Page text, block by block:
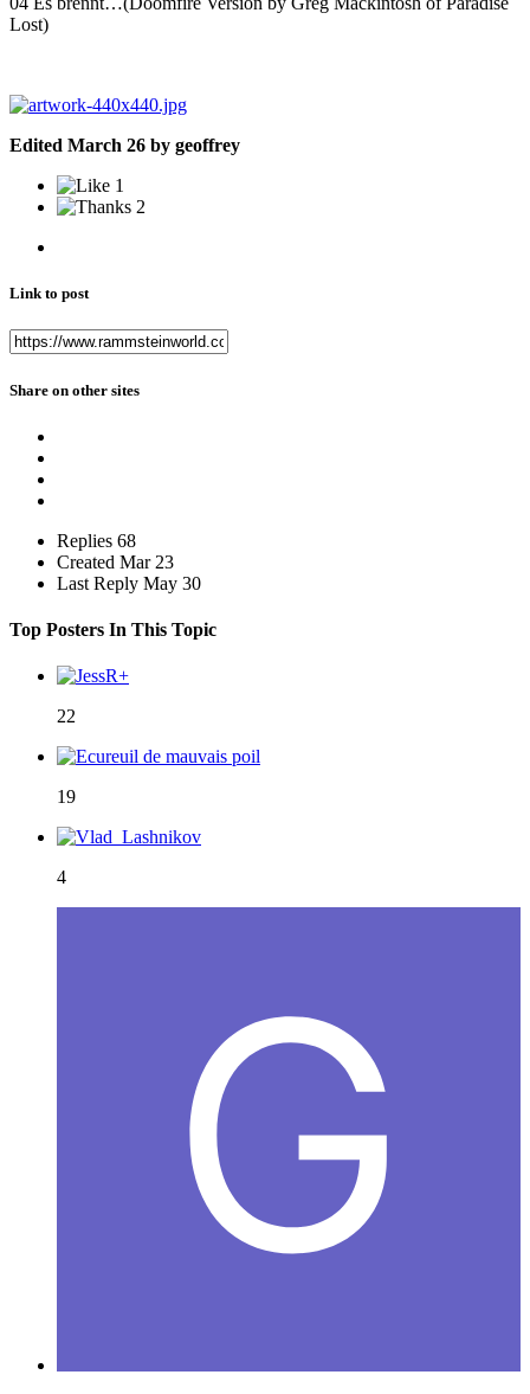
Lost)
Edited March 26 by geoffrey
1
2
Link to post
Share on other sites
Replies 68
Created Mar 23
Last Reply May 30
Top Posters In This Topic
22
19
4